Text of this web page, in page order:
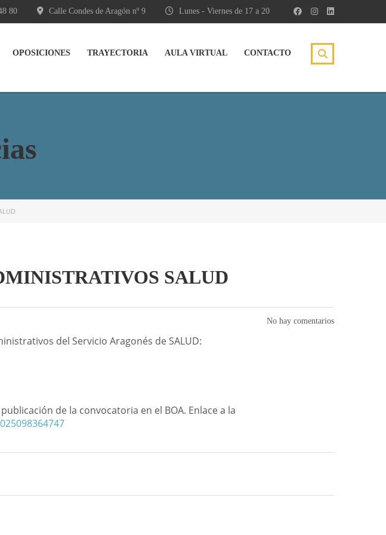
Lunes - Viernes de 17 a 20
Calle Condes de Aragón nº 9
80
OPOSICIONES TRAYECTORIA AULA VIRTUAL CONTACTO
SALUD
No hay comentarios
del Servicio Aragonés de SALUD:
de la convocatoria en el BOA. Enlace a la